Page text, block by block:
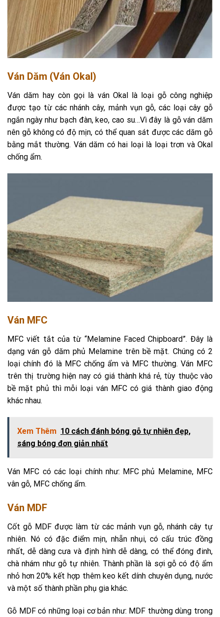
Ván Dăm (ván Okal)
Ván dăm hay còn gọi là ván Okal là loại gỗ công nghiệp
được tạo từ các nhánh cây, mảnh vụn gỗ, các loại cây gỗ
ngắn ngày như bạch đàn, keo, cao su…Vì đây là gỗ ván dăm
nên gỗ không có độ mịn, có thể quan sát được các dăm gỗ
bằng mắt thường. Ván dăm có hai loại là loại trơn và Okal
chống ẩm.
Ván MFC
MFC viết tắt của từ “Melamine Faced Chipboard”. Đây là
dạng ván gỗ dăm phủ Melamine trên bề mặt. Chúng có 2
loại chính đó là MFC chống ẩm và MFC thường. Ván MFC
trên thị trường hiện nay có giá thành khá rẻ, tùy thuộc vào
bề mặt phủ thì mỗi loại ván MFC có giá thành giao động
khác nhau.
Xem Thêm 10 cách đánh bóng gỗ tự nhiên đẹp,
sáng bóng đơn giản nhất
Ván MFC có các loại chính như: MFC phủ Melamine, MFC
vân gỗ, MFC chống ẩm.
Ván MDF
Cốt gỗ MDF được làm từ các mảnh vụn gỗ, nhánh cây tự
nhiên. Nó có đặc điểm mịn, nhẵn nhụi, có cấu trúc đồng
nhất, dễ dàng cưa và định hình dễ dàng, có thể đóng đinh,
chà nhám như gỗ tự nhiên. Thành phần là sợi gỗ có độ ẩm
nhỏ hơn 20% kết hợp thêm keo kết dính chuyên dụng, nước
và một số thành phần phụ gia khác.
Gỗ MDF có những loại cơ bản như: MDF thường dùng trong